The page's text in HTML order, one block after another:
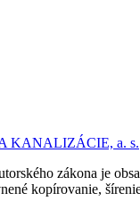
KANALIZÁCIE, a. s.
zákona je
kopírovanie,